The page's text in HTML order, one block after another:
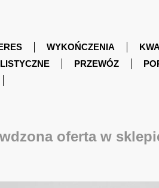
WYKOŃCZENIA
PRZEWÓZ
oferta w